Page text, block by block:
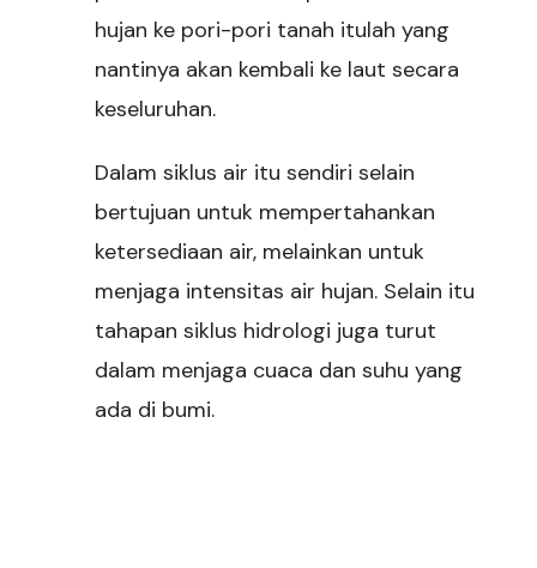
hujan ke pori-pori tanah itulah yang
nantinya akan kembali ke laut secara
keseluruhan.
Dalam siklus air itu sendiri selain
bertujuan untuk mempertahankan
ketersediaan air, melainkan untuk
menjaga intensitas air hujan. Selain itu
tahapan siklus hidrologi juga turut
dalam menjaga cuaca dan suhu yang
ada di bumi.